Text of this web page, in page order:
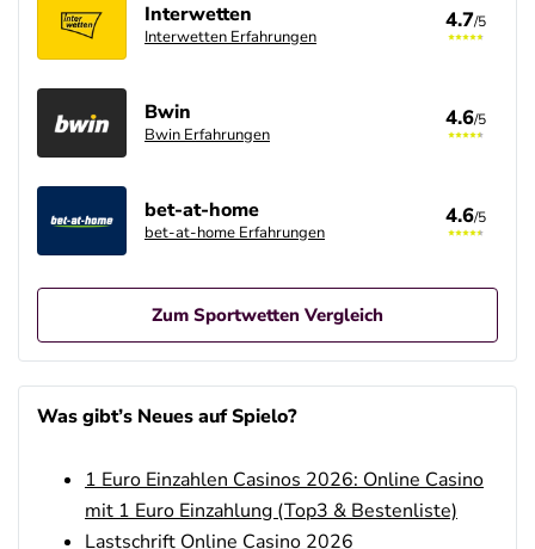
Interwetten
Interwetten Erfahrungen
4.7/5
Bwin
Bwin Erfahrungen
4.6/5
bet-at-home
bet-at-home Erfahrungen
4.6/5
Zum Sportwetten Vergleich
Betano Casino Bonus
100% bis zu 80€
Betano Bonus
100% bis zu 80€
AGB gelten
4.8
Was gibt’s Neues auf Spielo?
1 Euro Einzahlen Casinos 2026: Online Casino
mit 1 Euro Einzahlung (Top3 & Bestenliste)
Lastschrift Online Casino 2026